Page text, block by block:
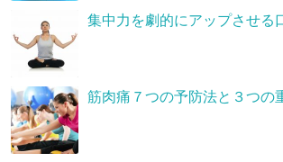
集中力を劇的にアップさせる
筋肉痛７つの予防法と３つの